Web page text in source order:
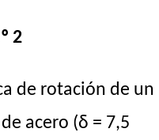
2
de rotación de un
acero (δ = 7,5